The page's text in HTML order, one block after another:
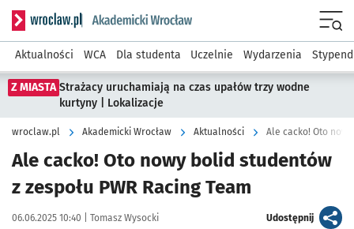
Serwis informacyjny wroclaw.pl podserwis: Akademicki
Aktualności WCA Dla studenta Uczelnie Wydarzenia
Z MIASTA Strażacy uruchamiają na czas upałów trzy wodne
kurtyny | Lokalizacje
wroclaw.pl Akademicki Wrocław Aktualności Ale cacko! Oto
Ale cacko! Oto nowy bolid studentów
z zespołu PWR Racing Team
Data publikacji:
06.06.2025 10:40 | Autor:
Tomasz Wysocki Udostępnijartykuł